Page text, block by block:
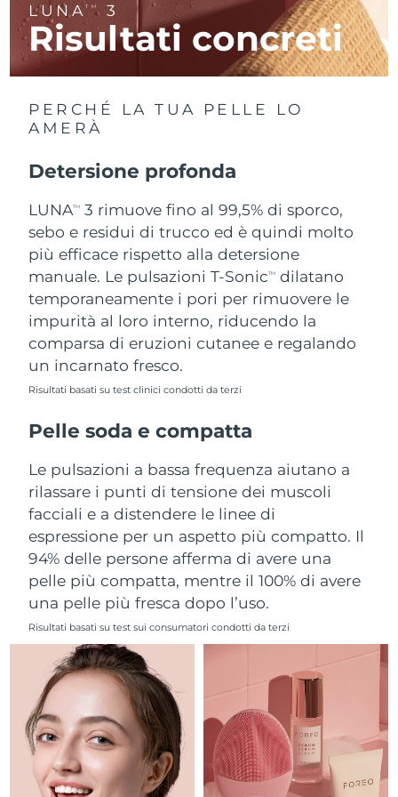
LUNATM 3
Risultati concreti
PERCHÉ LA TUA PELLE LO
AMERÀ
Detersione profonda
LUNATM
3 rimuove fino al 99,5% di sporco,
sebo e residui di trucco ed è quindi molto
più efficace rispetto alla detersione
manuale. Le pulsazioni T-SonicTM
dilatano
temporaneamente i pori per rimuovere le
impurità al loro interno, riducendo la
comparsa di eruzioni cutanee e regalando
un incarnato fresco.
Risultati basati su test clinici condotti da terzi
Pelle soda e compatta
Le pulsazioni a bassa frequenza aiutano a
rilassare i punti di tensione dei muscoli
facciali e a distendere le linee di
espressione per un aspetto più compatto. Il
94% delle persone afferma di avere una
pelle più compatta, mentre il 100% di avere
una pelle più fresca dopo l’uso.
Risultati basati su test sui consumatori condotti da terzi
RAS di Macao Consegna stimata10/08/2026
Malaysia
Malta
Messico Consegna stimata
Monaco Consegna stimata09/08/2026
Paesi Bassi Consegna stimata
Nuova Zelanda Consegna stimata 08/08/2026
Norvegia Consegna stimata
Oman
Portogallo Consegna stimata08/08/2026
Portorico Consegna stimata 10/08/2026
Qatar Consegna stimata 09/08/2026
Riunione Consegna stimata
Romania 08/08/2026
Russia Consegna stimata
Arabia Saudita Consegna stimata09/08/2026
Singapore Consegna stimata 10/08/2026